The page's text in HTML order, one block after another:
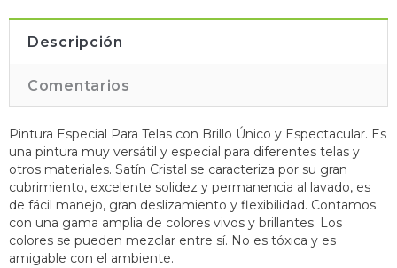
Descripción
Comentarios
Pintura Especial Para Telas con Brillo Único y Espectacular. Es
una pintura muy versátil y especial para diferentes telas y
otros materiales. Satín Cristal se caracteriza por su gran
cubrimiento, excelente solidez y permanencia al lavado, es
de fácil manejo, gran deslizamiento y flexibilidad. Contamos
con una gama amplia de colores vivos y brillantes. Los
colores se pueden mezclar entre sí. No es tóxica y es
amigable con el ambiente.